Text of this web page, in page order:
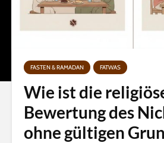
FASTEN & RAMADAN FATWAS
Wie ist die
Bewertung des
ohne gültigen